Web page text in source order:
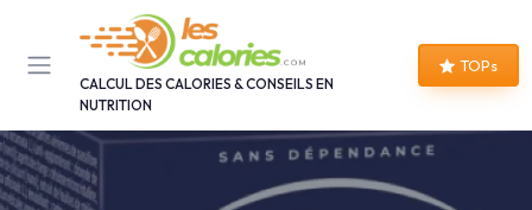
CALCUL DES CALORIES & CONSEILS EN
NUTRITION
TOPs
Panneau de gestion des cookies